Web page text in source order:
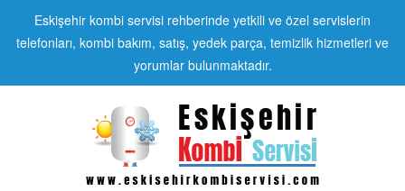
Eskişehir kombi servisi rehberinde yetkili ve özel servislerin
telefonları, kombi bakım, satış, yedek parça, temizlik hizmetleri ve
yorumlar bulunmaktadır.